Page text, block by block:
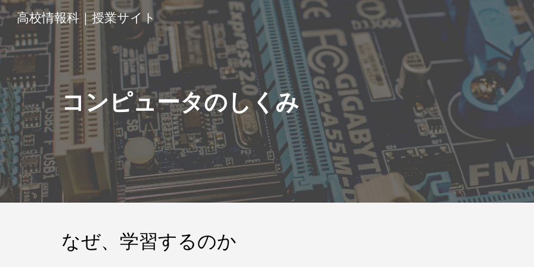
Skip to main content Skip to
高校情報科｜授業サイト
コンピュータのしくみ
なぜ、学習するのか